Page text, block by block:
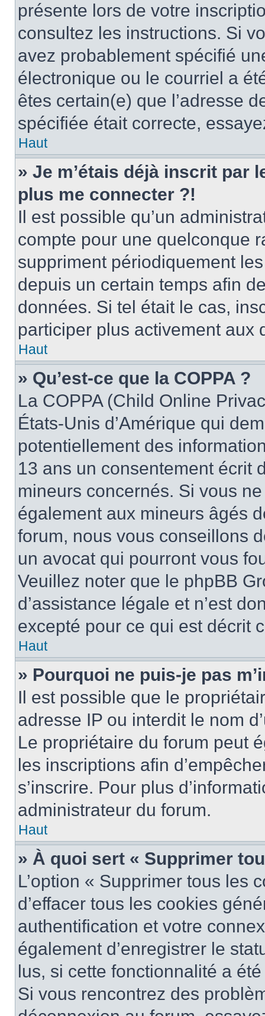
présente lors de votre
consultez les instructions. Si
avez probablement spécifié
électronique ou le courriel a
êtes certain(e) que l’adresse
spécifiée était correcte,
Haut
» Je m’étais déjà inscrit par
plus me connecter ?!
Il est possible qu’un
compte pour une quelconque
suppriment périodiquement
depuis un certain temps afin
données. Si tel était le cas,
participer plus activement aux
Haut
» Qu’est-ce que la COPPA ?
La COPPA (Child Online
États-Unis d’Amérique qui
potentiellement des
13 ans un consentement écrit
mineurs concernés. Si vous
également aux mineurs âgés
forum, nous vous conseillons
un avocat qui pourront vous
Veuillez noter que le phpBB
d’assistance légale et n’est
excepté pour ce qui est décrit
Haut
» Pourquoi ne puis-je pas
Il est possible que le
adresse IP ou interdit le nom
Le propriétaire du forum peut
les inscriptions afin
s’inscrire. Pour plus
administrateur du forum.
Haut
» À quoi sert « Supprimer
L’option « Supprimer tous les
d’effacer tous les cookies
authentification et votre
également d’enregistrer le
lus, si cette fonctionnalité a
Si vous rencontrez des